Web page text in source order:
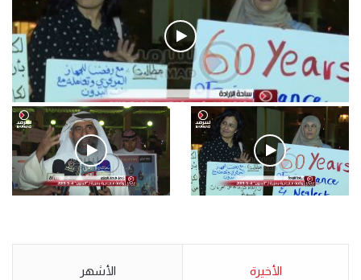
فيديو
.وقفة احتجاجية رمزية لـ”#البدون” في ساحة الإرادة 4-5-2019.
الأحد 5 مايو 2019
5-2019.
نبيع مخدرات يعني ولا خمر؟!.
الأخيرة الأشهر